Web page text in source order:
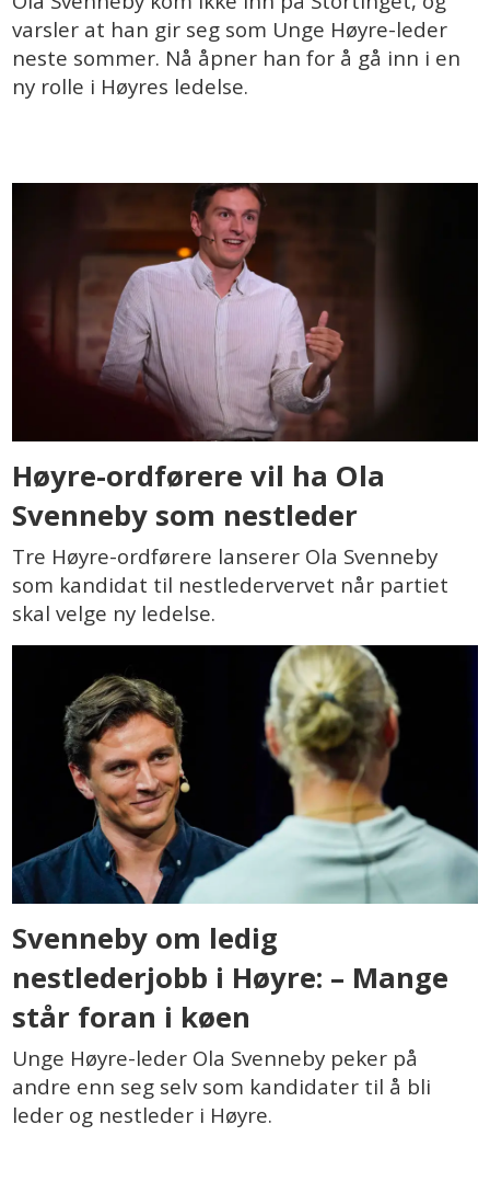
varsler at han gir seg som Unge Høyre-leder
neste sommer. Nå åpner han for å gå inn i en
ny rolle i Høyres ledelse.
Høyre-ordførere vil ha Ola
Svenneby som nestleder
Tre Høyre-ordførere lanserer Ola Svenneby
som kandidat til nestledervervet når partiet
skal velge ny ledelse.
Svenneby om ledig
nestlederjobb i Høyre: – Mange
står foran i køen
Unge Høyre-leder Ola Svenneby peker på
andre enn seg selv som kandidater til å bli
leder og nestleder i Høyre.